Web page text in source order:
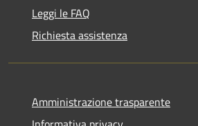
Leggi le FAQ
Richiesta assistenza
Amministrazione trasparente